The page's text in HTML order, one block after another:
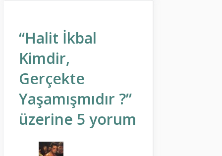
“Halit İkbal
Kimdir,
Gerçekte
Yaşamışmıdır ?”
üzerine 5 yorum